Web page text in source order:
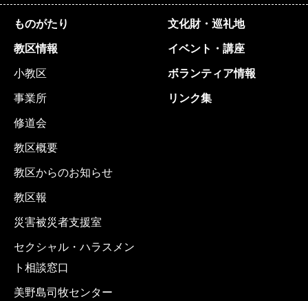
ものがたり
教区情報
小教区
事業所
修道会
教区概要
教区からのお知らせ
教区報
災害被災者支援室
セクシャル・ハラスメン
ト相談窓口
美野島司牧センター
文化財・巡礼地
イベント・講座
ボランティア情報
リンク集